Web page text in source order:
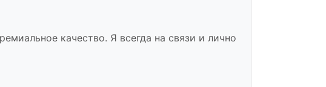
качество. Я всегда на связи и лично